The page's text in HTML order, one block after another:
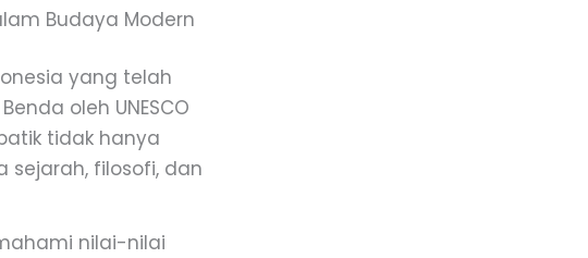
Budaya Modern
yang telah
oleh UNESCO
tidak hanya
sejarah, filosofi, dan
nilai-nilai